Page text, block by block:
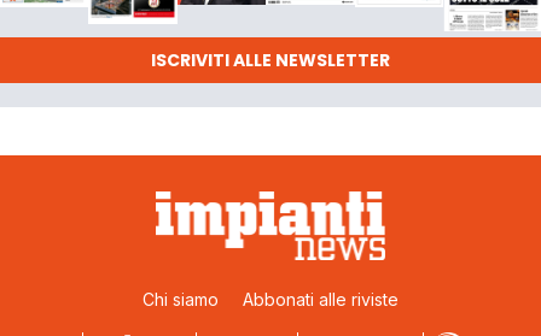
ISCRIVITI ALLE NEWSLETTER
Chi siamo Abbonati alle riviste